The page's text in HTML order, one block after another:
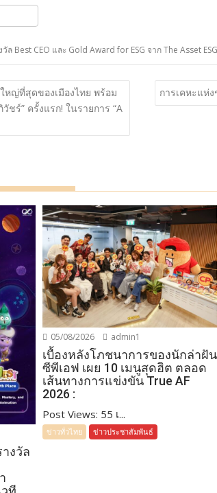
วัล Best CEO และ Gold Award for ESG จาก The Asset
หญ่ที่สุดของเมืองไทย พร้อม
ชร์” ครั้งแรก! ในรายการ “A
การเคหะแห่
งวัล
05/08/2026 admin1
เบื้องหลังโภชนาการของนักล่าฝัน
ซีพีเอฟ เผย 10 เมนูสุดฮิต ตลอด
เส้นทางการแข่งขัน True AF
2026 :
Post Views: 55 เ...
ข่าวทั่วไทย ข่าวประชาสัมพันธ์